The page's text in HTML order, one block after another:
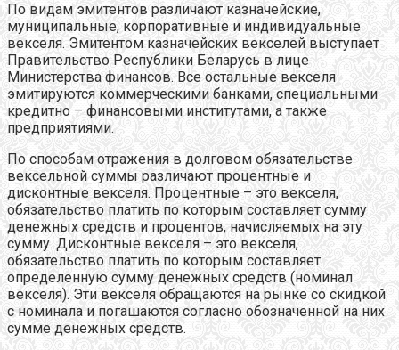
По видам эмитентов различают казначейские,
муниципальные, корпоративные и индивидуальные
векселя. Эмитентом казначейских векселей выступает
Правительство Республики Беларусь в лице
Министерства финансов. Все остальные векселя
эмитируются коммерческими банками, специальными
кредитно – финансовыми институтами, а также
предприятиями.
По способам отражения в долговом обязательстве
вексельной суммы различают процентные и
дисконтные векселя. Процентные – это векселя,
обязательство платить по которым составляет сумму
денежных средств и процентов, начисляемых на эту
сумму. Дисконтные векселя – это векселя,
обязательство платить по которым составляет
определенную сумму денежных средств (номинал
векселя). Эти векселя обращаются на рынке со скидкой
с номинала и погашаются согласно обозначенной на них
сумме денежных средств.